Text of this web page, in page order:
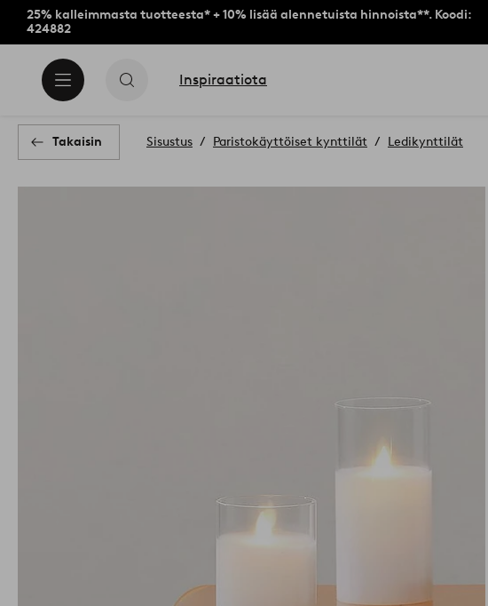
25% kalleimmasta tuotteesta* + 10% lisää alennetuista hinnoista**. Koodi:
424882
Inspiraatiota
Takaisin Sisustus Paristokäyttöiset kynttilät Ledikynttilät